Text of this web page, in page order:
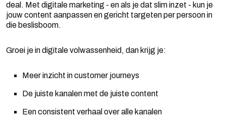
deal. Met digitale marketing - en als je dat slim inzet - kun je
jouw content aanpassen en gericht targeten per persoon in
die beslisboom.
Groei je in digitale volwassenheid, dan krijg je:
Meer inzicht in customer journeys
De juiste kanalen met de juiste content
Een consistent verhaal over alle kanalen